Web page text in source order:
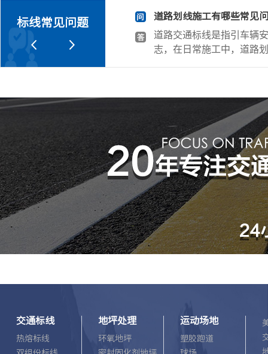
标线常见问题
的重要交通标
有哪些常见问
家详细解析一
常用彩色防滑路面颜色有
随着经济的发展和科技的
标线的要求也逐步提高，
交通标线
热熔标线
地坪处理
环氧地坪
运动场地
塑胶跑道